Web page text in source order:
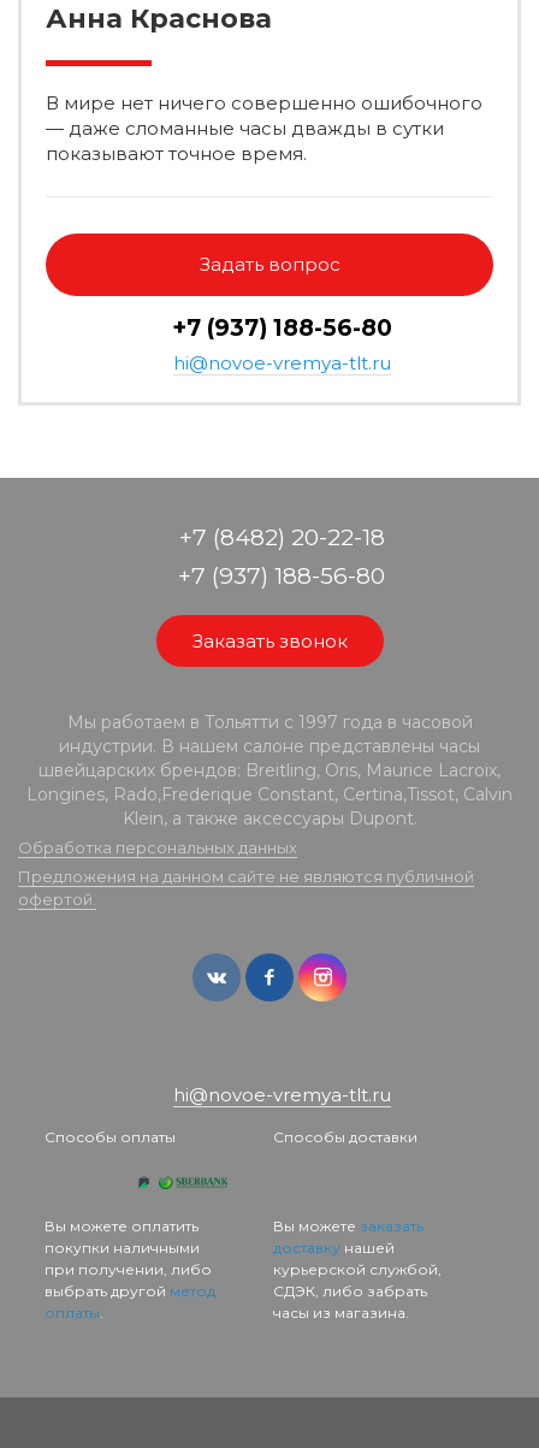
Анна Краснова
В мире нет ничего совершенно ошибочного
— даже сломанные часы дважды в сутки
показывают точное время.
Задать вопрос
+7 (937) 188-56-80
hi@novoe-vremya-tlt.ru
+7 (8482) 20-22-18
+7 (937) 188-56-80
Заказать звонок
Мы работаем в Тольятти с 1997 года в часовой
индустрии. В нашем салоне представлены часы
швейцарских брендов: Breitling, Oris, Maurice Lacroix,
Longines, Rado,Frederique Constant, Certina,Tissot, Calvin
Klein, а также аксессуары Dupont.
Обработка персональных данных
Предложения на данном сайте не являются публичной
офертой.
hi@novoe-vremya-tlt.ru
Способы оплаты
Вы можете оплатить
покупки наличными
при получении, либо
выбрать другой метод
оплаты.
Способы доставки
Вы можете заказать
доставкунашей
курьерской службой,
СДЭК, либо забрать
часы из магазина.